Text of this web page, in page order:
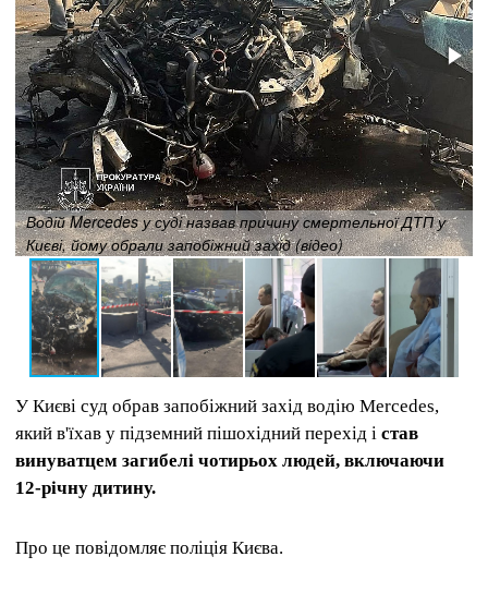
Водій Mercedes у суді назвав причину смертельної ДТП у
Києві, йому обрали запобіжний захід (відео)
У Києві суд обрав запобіжний захід водію Mercedes,
який в'їхав у підземний пішохідний перехід і став
винуватцем загибелі чотирьох людей, включаючи
12-річну дитину.
Про це повідомляє поліція Києва.